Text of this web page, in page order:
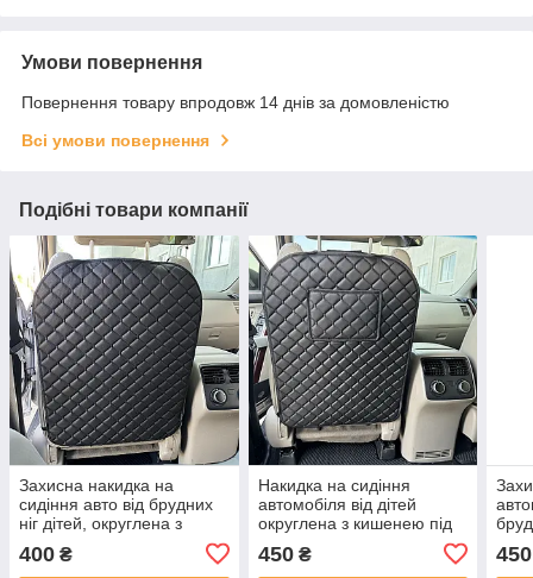
Умови повернення
Повернення товару впродовж 14 днів за домовленістю
Всі умови повернення
Подібні товари компанії
Захисна накидка на
сидіння авто від брудних
ніг дітей, округлена з
перфорованої Екошкіри
Чорна
400 ₴
Накидка на сидіння
автомобіля від дітей
округлена з кишенею під
планшет із перфорованої
екошкіри Чорна
450₴ 450